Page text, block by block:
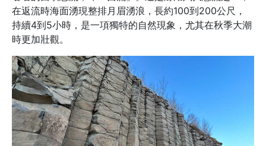
在返流時海面湧現整排月眉湧浪，長約100到200公尺，
持續4到5小時，是一項獨特的自然現象，尤其在秋季大潮
時更加壯觀。